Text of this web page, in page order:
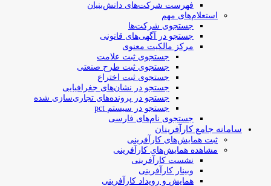
فهرست شرکت‌های دانش‌بنیان
استعلام‌های مهم
جستجوی شرکت‌ها
جستجو در آگهی‌های قانونی
مرکز مالکیت معنوی
جستجوی ثبت علامت
جستجوی ثبت طرح صنعتی
جستجوی ثبت اختراع
جستجو در نشان‌های جغرافیایی
جستجو در پرونده‌های تجاری‌سازی شده
جستجو در سیستم pct
جستجوی نام‌های فارسی
سامانه جامع کارآفرینان
ثبت همایش‌های کارآفرینی
مشاهده همایش‌های کارآفرینی
نشست کارآفرینی
وبینار کارآفرینی
همایش و رویداد کارآفرینی